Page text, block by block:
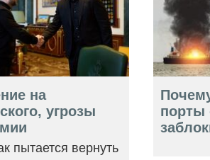
на
угрозы
пытается вернуть
порты